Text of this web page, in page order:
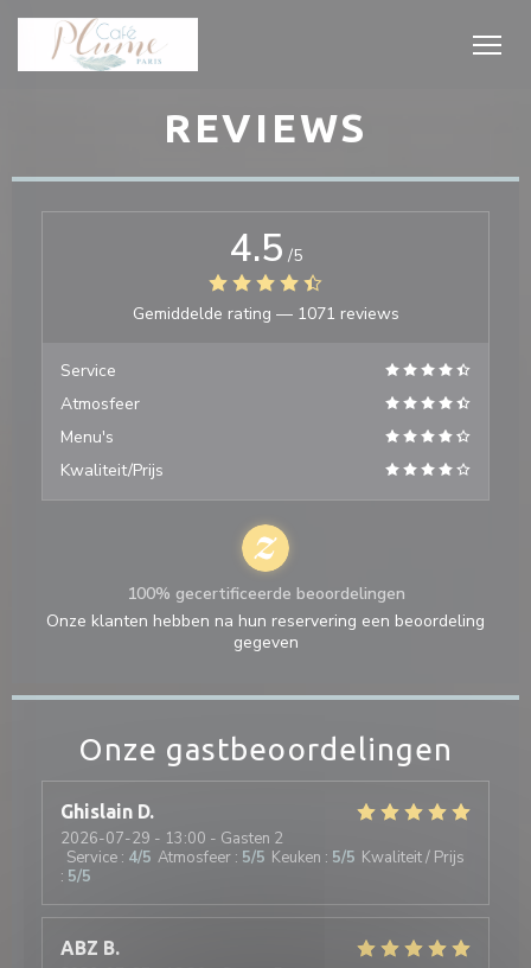
Cookies beheer paneel
REVIEWS
Onze gastbeoordelingen
Ghislain D
2026-07-29 - 13:00 - Gasten 2
Service : 4/5 Atmosfeer : 5/5 Keuken : 5/5 Kwaliteit / Prijs
: 5/5
ABZ B
4.5 /5
Gemiddelde rating — 1071 reviews
Service
Atmosfeer
Menu's
Kwaliteit/Prijs
100% gecertificeerde beoordelingen
Onze klanten hebben na hun reservering een beoordeling
gegeven